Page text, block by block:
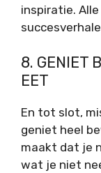
inspiratie.
8. GENIET
EET
En tot slot,
geniet heel
maakt dat je
wat je niet